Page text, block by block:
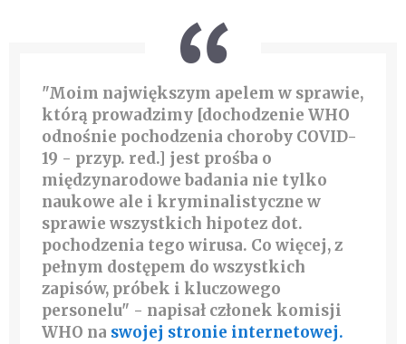
"Moim największym apelem w sprawie,
którą prowadzimy [dochodzenie WHO
odnośnie pochodzenia choroby COVID-
19 - przyp. red.] jest prośba o
międzynarodowe badania nie tylko
naukowe ale i kryminalistyczne w
sprawie wszystkich hipotez dot.
pochodzenia tego wirusa. Co więcej, z
pełnym dostępem do wszystkich
zapisów, próbek i kluczowego
personelu" - napisał członek komisji
WHO na swojej stronie internetowej.